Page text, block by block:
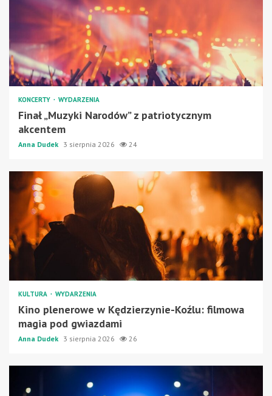
KONCERTY WYDARZENIA
Finał „Muzyki Narodów” z patriotycznym
akcentem
Anna Dudek 3 sierpnia 2026 24
KULTURA WYDARZENIA
Kino plenerowe w Kędzierzynie-Koźlu: filmowa
magia pod gwiazdami
Anna Dudek 3 sierpnia 2026 26